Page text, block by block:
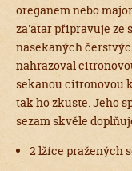
oreganem nebo
za'atar připravuje ze
nasekaných
nahrazoval
sekanou citronovou
tak ho zkuste. Jeho
sezam skvěle
2 lžíce pražených